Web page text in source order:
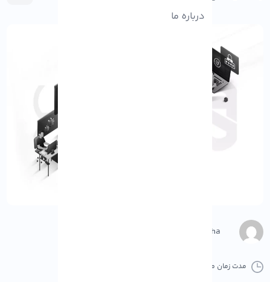
درباره ما
M.Gharepasha
مدت زمان مطالعه :